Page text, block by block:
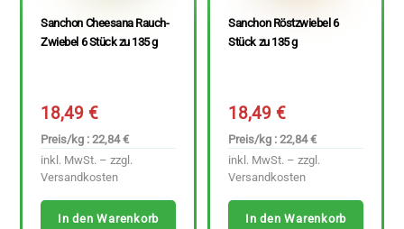
Sanchon Cheesana Rauch-
Zwiebel 6 Stück zu 135 g
18,49€
Preis/kg : 22,84 €
inkl. MwSt. – zzgl.
Versandkosten
In den Warenkorb
Sanchon Röstzwiebel 6
Stück zu 135 g
18,49€
Preis/kg : 22,84 €
inkl. MwSt. – zzgl.
Versandkosten
In den Warenkorb